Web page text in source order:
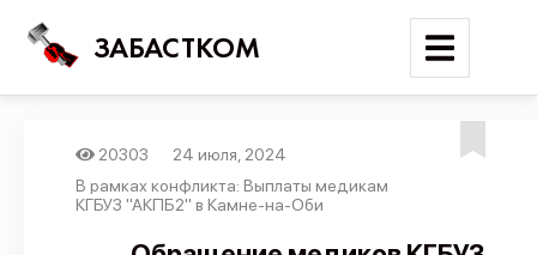
ЗАБАСТКОМ
Войти
Поиск
20303
24 июля, 2024
В рамках конфликта: Выплаты медикам
КГБУЗ "АКПБ2" в Камне-на-Оби